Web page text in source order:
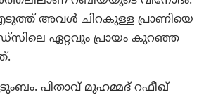
എടുത്ത് അവൾ ചിറകുള്ള പ്രാണിയെ
ഏറ്റവും പ്രായം കുറഞ്ഞ
പിതാവ് മുഹമ്മദ് റഫീഖ്